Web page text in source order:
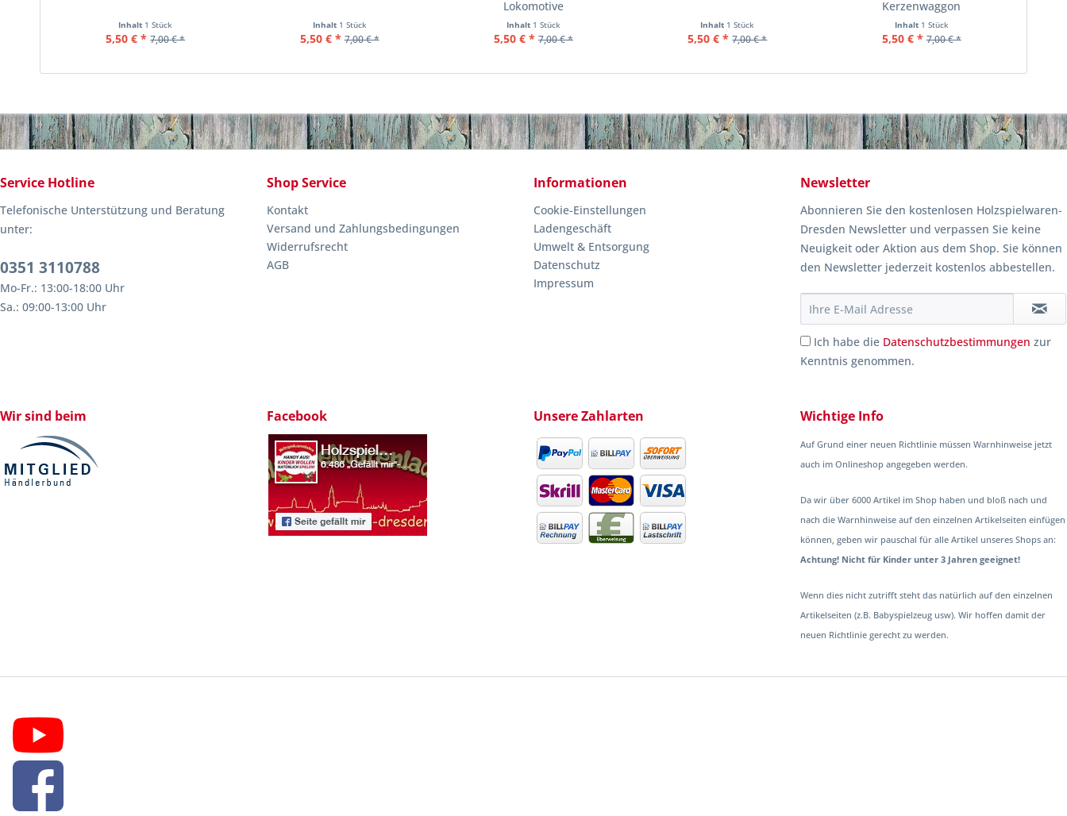
Inhalt 1 Stück
5,50 € * 7,00 € *
Inhalt 1 Stück
5,50 € * 7,00 € *
Lokomotive
Inhalt 1 Stück
5,50 € * 7,00 € *
Inhalt 1 Stück
5,50 € * 7,00 € *
Kerzenwaggon
Inhalt 1 Stück
5,50 € * 7,00 € *
Service Hotline
Telefonische Unterstützung und Beratung
unter:
0351 3110788
Mo-Fr.: 13:00-18:00 Uhr
Sa.: 09:00-13:00 Uhr
Shop Service
Kontakt
Versand und Zahlungsbedingungen
Widerrufsrecht
AGB
Informationen
Cookie-Einstellungen
Ladengeschäft
Umwelt & Entsorgung
Datenschutz
Impressum
Newsletter
Abonnieren Sie den kostenlosen Holzspielwaren-
Dresden Newsletter und verpassen Sie keine
Neuigkeit oder Aktion aus dem Shop. Sie können
den Newsletter jederzeit kostenlos abbestellen.
Ich habe die Datenschutzbestimmungen zur
Kenntnis genommen.
Wir sind beim Facebook Unsere Zahlarten Wichtige Info
Auf Grund einer neuen Richtlinie müssen Warnhinweise jetzt
auch im Onlineshop angegeben werden.
Da wir über 6000 Artikel im Shop haben und bloß nach und
nach die Warnhinweise auf den einzelnen Artikelseiten einfügen
können, geben wir pauschal für alle Artikel unseres Shops an:
Achtung! Nicht für Kinder unter 3 Jahren geeignet!
Wenn dies nicht zutrifft steht das natürlich auf den einzelnen
Artikelseiten (z.B. Babyspielzeug usw). Wir hoffen damit der
neuen Richtlinie gerecht zu werden.